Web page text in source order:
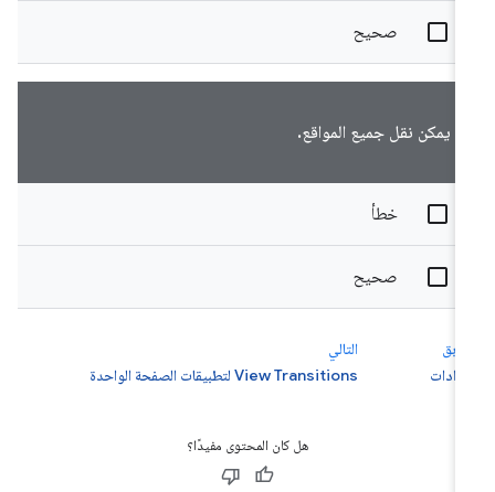
صحيح
يمكن نقل جميع المواقع.
صحيح
التالي
View Transitions لتطبيقات الصفحة الواحدة
هل كان المحتوى مفيدًا؟